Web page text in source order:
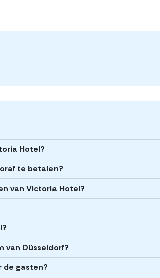
Hotel?
te betalen?
van Victoria Hotel?
van Düsseldorf?
de gasten?